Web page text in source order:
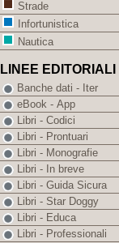
Strade
Infortunistica
Nautica
LINEE EDITORIALI
Banche dati - Iter
eBook - App
Libri - Codici
Libri - Prontuari
Libri - Monografie
Libri - In breve
Libri - Guida Sicura
Libri - Star Doggy
Libri - Educa
Libri - Professionali